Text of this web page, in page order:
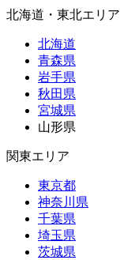
北海道・東北エリア
北海道
青森県
岩手県
秋田県
宮城県
山形県
関東エリア
東京都
神奈川県
千葉県
埼玉県
茨城県